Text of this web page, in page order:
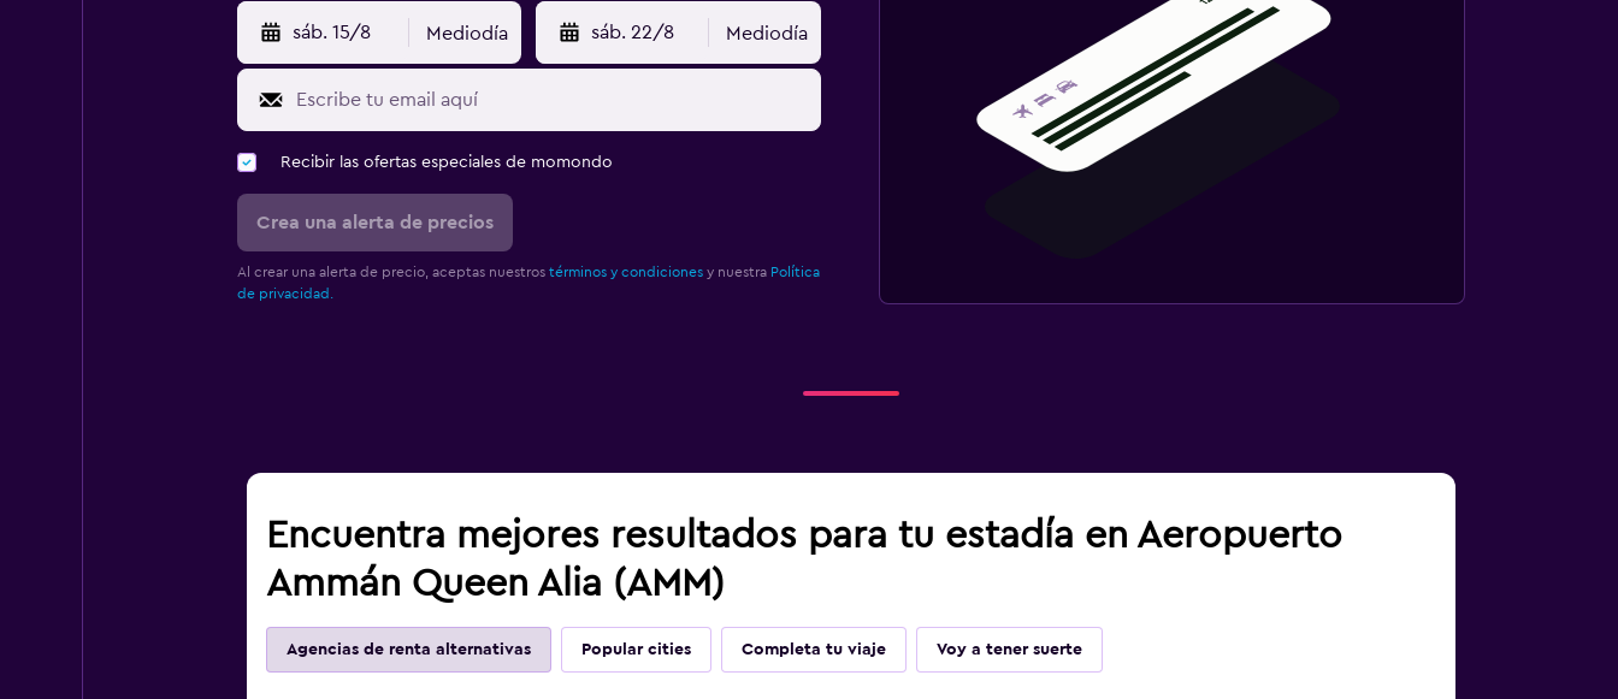
sáb. 15/8 Mediodía sáb. 22/8 Mediodía
Recibir las ofertas especiales de momondo
Crea una alerta de precios
Al crear una alerta de precio, aceptas nuestros términos y condicionesy nuestra Política
de privacidad.
Encuentra mejores resultados para tu estadía en Aeropuerto
Ammán Queen Alia (AMM)
Agencias de renta alternativas Popular cities Completa tu viaje Voy a tener suerte